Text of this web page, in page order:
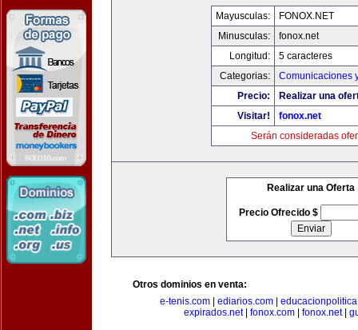
Mayusculas:
FONOX.NET
Minusculas:
fonox.net
Longitud:
5 caracteres
Categorias:
Comunicaciones
Precio:
Realizar una
Visitar!
fonox.net
Serán consideradas
Realizar una Oferta
Precio Ofrecido $
Otros dominios en venta:
e-tenis.com
ediarios.com
expirados.net| fonox.com fonox.net|